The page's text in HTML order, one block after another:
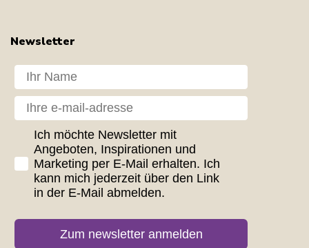
Newsletter
Dit navn
Din e-mail
GDPR consent
Ich möchte Newsletter mit
Angeboten, Inspirationen und
Marketing per E-Mail erhalten. Ich
kann mich jederzeit über den Link
in der E-Mail abmelden.
Zum newsletter anmelden